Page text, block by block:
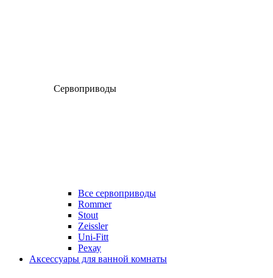
Сервоприводы
Все сервоприводы
Rommer
Stout
Zeissler
Uni-Fitt
Рехау
Аксессуары для ванной комнаты